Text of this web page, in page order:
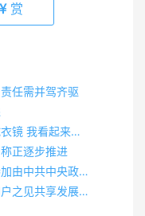
赏
任需并驾齐驱
马云带国际奥委会主席体验虚拟试衣镜 我看起来更帅了
正逐步推进
文一波、刘强东、马化腾等受邀参加由中共中央政治局常委、国务院副总理汪洋主持的民营企业家迎春座谈会
山东老字号企业协会会长：摒弃门户之见共享发展经验